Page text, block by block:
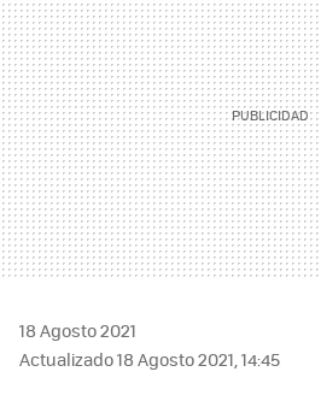
18 Agosto 2021
Actualizado 18 Agosto 2021, 14:45